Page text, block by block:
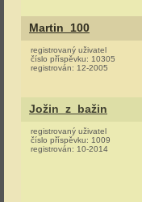
Martin_100
registrovaný uživatel
číslo příspěvku: 10305
registrován: 12-2005
Jožin_z_bažin
registrovaný uživatel
číslo příspěvku: 1009
registrován: 10-2014